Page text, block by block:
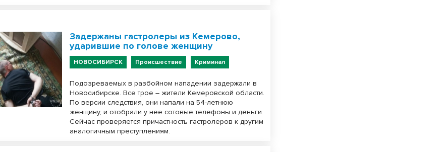
Задержаны гастролеры из Кемерово,
ударившие по голове женщину
НОВОСИБИРСК Происшествие Криминал
Подозреваемых в разбойном нападении задержали в
Новосибирске. Все трое – жители Кемеровской области.
По версии следствия, они напали на 54-летнюю
женщину, и отобрали у нее сотовые телефоны и деньги.
Сейчас проверяется причастность гастролеров к другим
аналогичным преступлениям.